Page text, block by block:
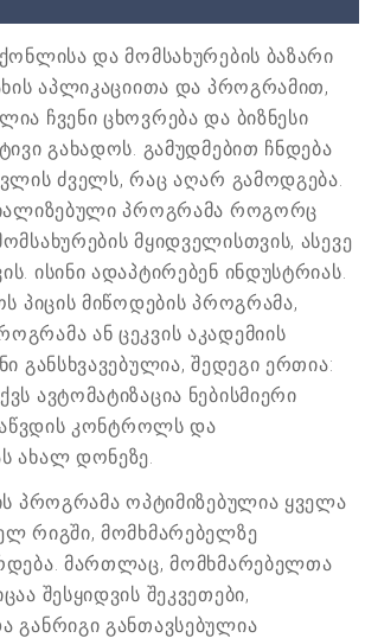
და მომსახურების ბაზარი
აპლიკაციითა და პროგრამით,
ჩვენი ცხოვრება და ბიზნესი
გახადოს. გამუდმებით ჩნდება
ძველს, რაც აღარ გამოდგება.
პროგრამა როგორც
მყიდველისთვის, ასევე
ისინი ადაპტირებენ ინდუსტრიას.
პიცის მიწოდების პროგრამა,
ან ცეკვის აკადემიის
განსხვავებულია, შედეგი ერთია:
ავტომატიზაცია ნებისმიერი
აწვდის კონტროლს და
ახალ დონეზე.
პროგრამა ოპტიმიზებულია ყველა
რიგში, მომხმარებელზე
მართლაც, მომხმარებელთა
შესყიდვის შეკვეთები,
განრიგი განთავსებულია